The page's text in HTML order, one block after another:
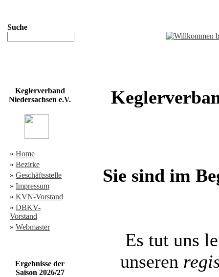
Suche
Keglerverband
Niedersachsen e.V.
» Home
» Bezirke
» Geschäftsstelle
» Impressum
» KVN-Vorstand
» DBKV-
Vorstand
» Webmaster
Ergebnisse der
Saison 2026/27
Sie sind im
Es tut uns
unseren